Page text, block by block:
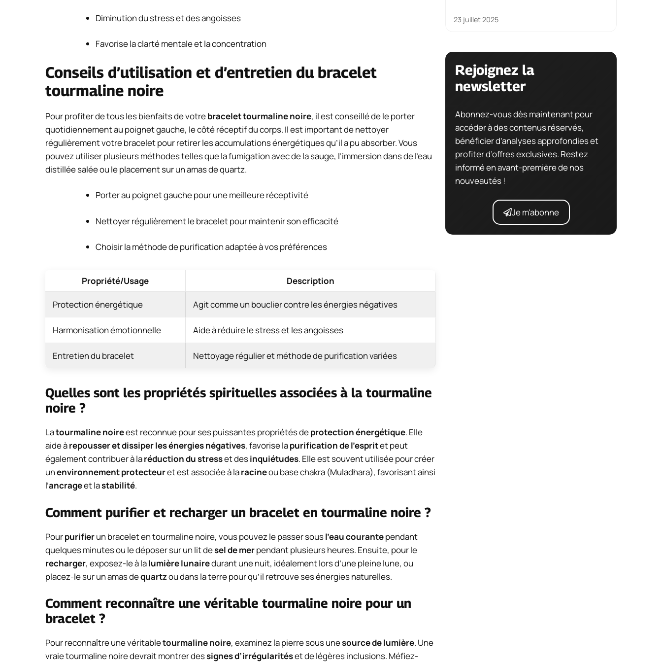
Diminution du stress et des angoisses
Favorise la clarté mentale et la concentration
Conseils d’utilisation et d’entretien du bracelet
tourmaline noire
Pour profiter de tous les bienfaits de votrebracelet tourmaline noire, il est conseillé de le porter
quotidiennement au poignet gauche, le côté réceptif du corps. Il est important de nettoyer
régulièrement votre bracelet pour retirer les accumulations énergétiques qu’il a pu absorber. Vous
pouvez utiliser plusieurs méthodes telles que la fumigation avec de la sauge, l’immersion dans de l’eau
distillée salée ou le placement sur un amas de quartz.
Porter au poignet gauche pour une meilleure réceptivité
Nettoyer régulièrement le bracelet pour maintenir son efficacité
Choisir la méthode de purification adaptée à vos préférences
Propriété/Usage Description
Protection énergétique Agit comme un bouclier contre les énergies négatives
Harmonisation émotionnelle Aide à réduire le stress et les angoisses
Entretien du bracelet Nettoyage régulier et méthode de purification variées
Quelles sont les propriétés spirituelles associées à la tourmaline
noire ?
Latourmaline noireest reconnue pour ses puissantes propriétés deprotection énergétique. Elle
aide àrepousser et dissiper les énergies négatives, favorise lapurification de l’espritet peut
également contribuer à laréduction du stresset desinquiétudes. Elle est souvent utilisée pour créer
unenvironnement protecteuret est associée à laracineou base chakra (Muladhara), favorisant ainsi
l’ancrageet lastabilité.
Comment purifier et recharger un bracelet en tourmaline noire ?
Pourpurifierun bracelet en tourmaline noire, vous pouvez le passer sousl’eau courantependant
quelques minutes ou le déposer sur un lit desel de merpendant plusieurs heures. Ensuite, pour le
recharger, exposez-le à lalumière lunairedurant une nuit, idéalement lors d’une pleine lune, ou
placez-le sur un amas dequartzou dans la terre pour qu’il retrouve ses énergies naturelles.
Comment reconnaître une véritable tourmaline noire pour un
bracelet ?
Pour reconnaître une véritabletourmaline noire, examinez la pierre sous unesource de lumière. Une
vraie tourmaline noire devrait montrer dessignes d’irrégularitéset de légères inclusions. Méfiez-
23 juillet 2025
Rejoignez la
newsletter
Abonnez-vous dès maintenant pour
accéder à des contenus réservés,
bénéficier d’analyses approfondies et
profiter d’offres exclusives. Restez
informé en avant-première de nos
nouveautés !
Je m'abonne